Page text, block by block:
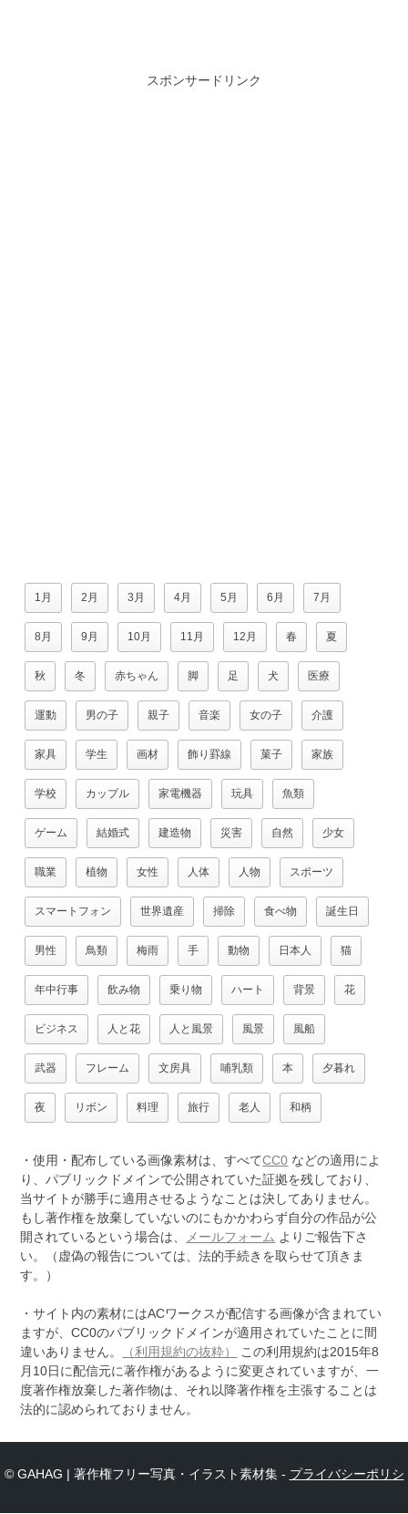
スポンサードリンク
1月 2月 3月 4月 5月 6月 7月
8月 9月 10月 11月 12月 春 夏
秋 冬 赤ちゃん 脚 足 犬 医療
運動 男の子 親子 音楽 女の子 介護
家具 学生 画材 飾り罫線 菓子 家族
学校 カップル 家電機器 玩具 魚類
ゲーム 結婚式 建造物 災害 自然 少女
職業 植物 女性 人体 人物 スポーツ
スマートフォン 世界遺産 掃除 食べ物 誕生日
男性 鳥類 梅雨 手 動物 日本人 猫
年中行事 飲み物 乗り物 ハート 背景 花
ビジネス 人と花 人と風景 風景 風船
武器 フレーム 文房具 哺乳類 本 夕暮れ
夜 リボン 料理 旅行 老人 和柄
・使用・配布している画像素材は、すべてCC0 などの適用によ
り、パブリックドメインで公開されていた証拠を残しており、
当サイトが勝手に適用させるようなことは決してありません。
もし著作権を放棄していないのにもかかわらず自分の作品が公
開されているという場合は、
メールフォーム よりご報告下さ
い。（虚偽の報告については、法的手続きを取らせて頂きま
す。）
・サイト内の素材にはACワークスが配信する画像が含まれてい
ますが、CC0のパブリックドメインが適用されていたことに間
違いありません。
（利用規約の抜粋）
この利用規約は2015年8
月10日に配信元に著作権があるように変更されていますが、一
度著作権放棄した著作物は、それ以降著作権を主張することは
法的に認められておりません。
© GAHAG | 著作権フリー写真・イラスト素材集 - プライバシーポリシ